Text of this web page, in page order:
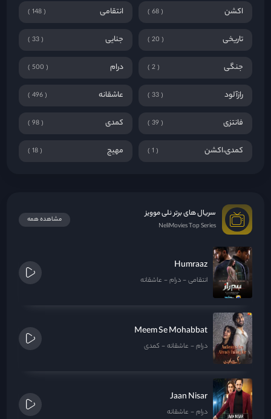
اکشن 68 انتقامی 148
تاریخی 20 جنایی 33
جنگی 2 درام 500
رازآلود 33 عاشقانه 496
فانتزی 39 کمدی 98
کمدی،اکشن 1 مهیج 18
سریال های برتر نلی موویز
NeliMovies Top Series
مشاهده همه
Humraaz
انتقامی درام عاشقانه
Meem Se Mohabbat
درام عاشقانه کمدی
Jaan Nisar
درام عاشقانه